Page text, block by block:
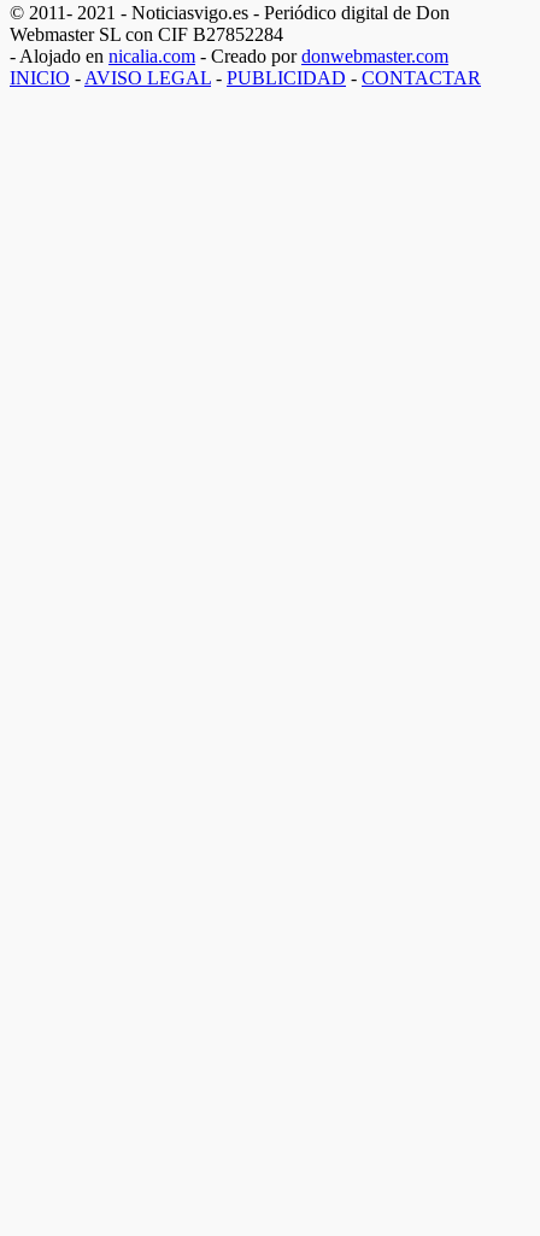
© 2011- 2021 - Noticiasvigo.es - Periódico digital de Don
Webmaster SL con CIF B27852284
- Alojado en nicalia.com - Creado pordonwebmaster.com
INICIO - AVISO LEGAL - PUBLICIDAD - CONTACTAR